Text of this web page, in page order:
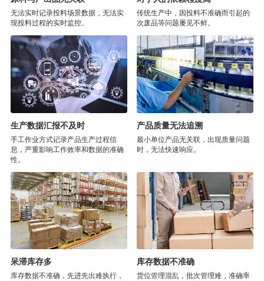
无法实时记录投料场景数据，无法实
现投料过程的实时监控。
传统生产中，因投料不准确而引起的
次废品等问题屡见不鲜。
生产数据汇报不及时
手工作业方式记录产品生产过程信
息，严重影响工作效率和数据的准确
性。
产品质量无法追溯
最小单位产品无关联，出现质量问题
时，无法快速响应。
呆滞库存多
库存数据不准确，先进先出难执行，
库存数据不准确
货位管理混乱，批次管理难，准确率